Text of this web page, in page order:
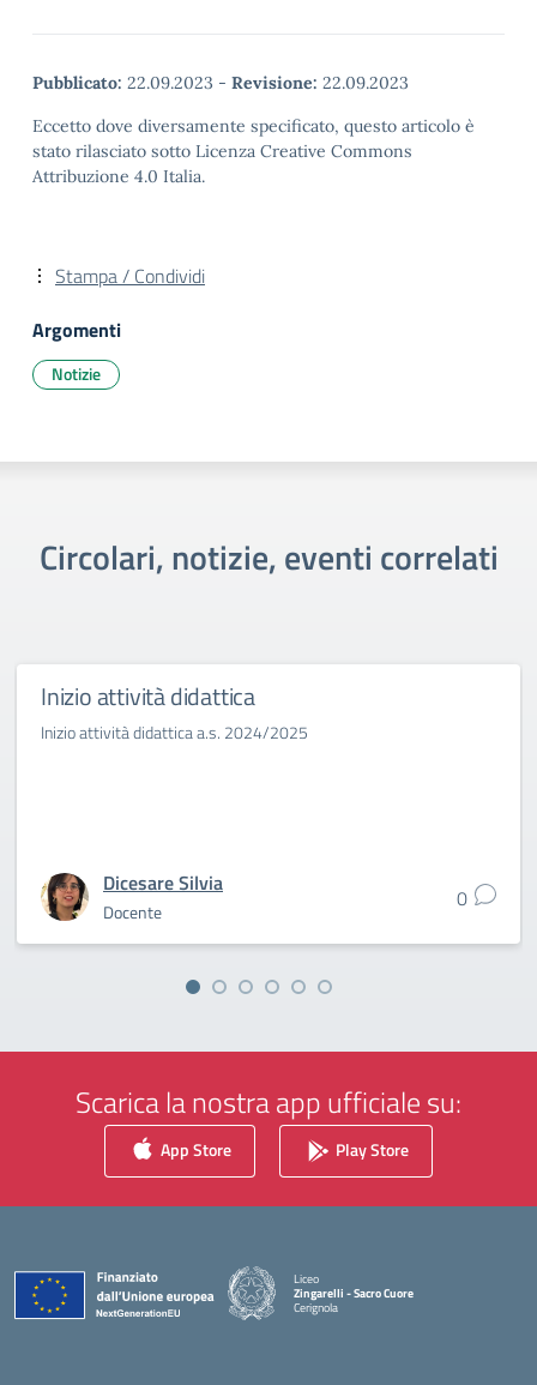
Pubblicato: 22.09.2023 - Revisione: 22.09.2023
Eccetto dove diversamente specificato, questo articolo è
stato rilasciato sotto Licenza Creative Commons
Attribuzione 4.0 Italia.
Stampa / Condividi
Argomenti
Notizie
Circolari, notizie, eventi correlati
Inizio attività didattica
Inizio attività didattica a.s. 2024/2025
Dicesare Silvia
Docente 0
Scarica la nostra app ufficiale su:
App Store Play Store
Liceo
Zingarelli - Sacro Cuore
Cerignola
— Visita la pagina iniziale della scuola